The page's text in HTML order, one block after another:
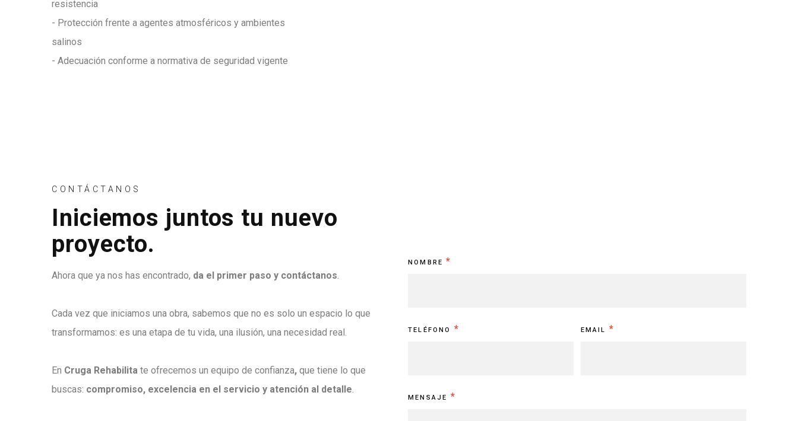
resistencia
- Protección frente a agentes atmosféricos y ambientes
salinos
- Adecuación conforme a normativa de seguridad vigente
CONTÁCTANOS
Iniciemos juntos tu nuevo
proyecto.
Ahora que ya nos has encontrado, da el primer paso y contáctanos.
Cada vez que iniciamos una obra, sabemos que no es solo un espacio lo que
transformamos: es una etapa de tu vida, una ilusión, una necesidad real.
En Cruga Rehabilita te ofrecemos un equipo de confianza, que tiene lo que
buscas: compromiso, excelencia en el servicio y atención al detalle.
Contacto
NOMBRE*
TELÉFONO * EMAIL *
MENSAJE *